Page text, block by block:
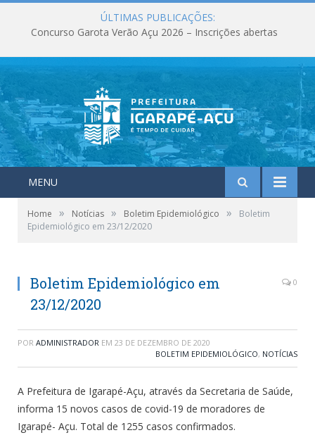
ÚLTIMAS PUBLICAÇÕES:
Concurso Garota Verão Açu 2026 – Inscrições abertas
MENU
Home » Notícias » Boletim Epidemiológico »
Boletim
Epidemiológico em 23/12/2020
Boletim Epidemiológico em
23/12/2020
0
POR ADMINISTRADOR EM 23 DE DEZEMBRO DE 2020
BOLETIM EPIDEMIOLÓGICO, NOTÍCIAS
A Prefeitura de Igarapé-Açu, através da Secretaria de Saúde,
informa 15 novos casos de covid-19 de moradores de
Igarapé- Açu. Total de 1255 casos confirmados.